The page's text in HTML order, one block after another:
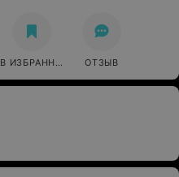
В ИЗБРАННОЕ ОТЗЫВ